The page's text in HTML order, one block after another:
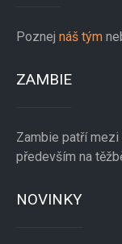
Poznej náš tým
ZAMBIE
Zambie patří
především na
NOVINKY